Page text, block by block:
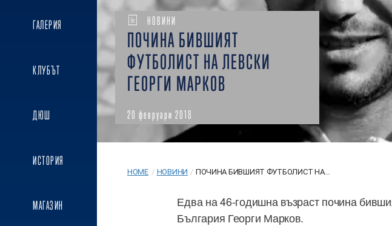
ГАЛЕРИЯ
КЛУБЪТ
ДЮШ
ИСТОРИЯ
МАГАЗИН
НОВИНИ
ПОЧИНА БИВШИЯТ
ФУТБОЛИСТ НА ЛЕВСКИ
ГЕОРГИ МАРКОВ
20 февруари 2018
HOME / НОВИНИ / ПОЧИНА БИВШИЯТ ФУТБОЛИСТ НА...
Едва на 46-годишна възраст почина
България Георги Марков.